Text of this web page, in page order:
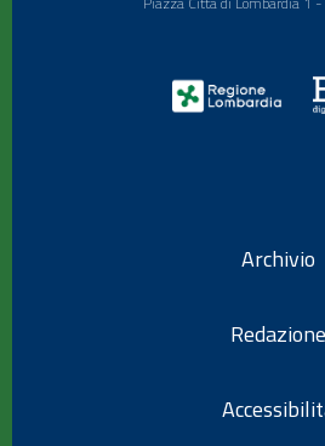
Archivio
Redazione